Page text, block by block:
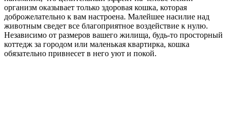
организм оказывает только здоровая кошка, которая
доброжелательно к вам настроена. Малейшее насилие над
животным сведет все благоприятное воздействие к нулю.
Независимо от размеров вашего жилища, будь-то просторный
коттедж за городом или маленькая квартирка, кошка
обязательно привнесет в него уют и покой.